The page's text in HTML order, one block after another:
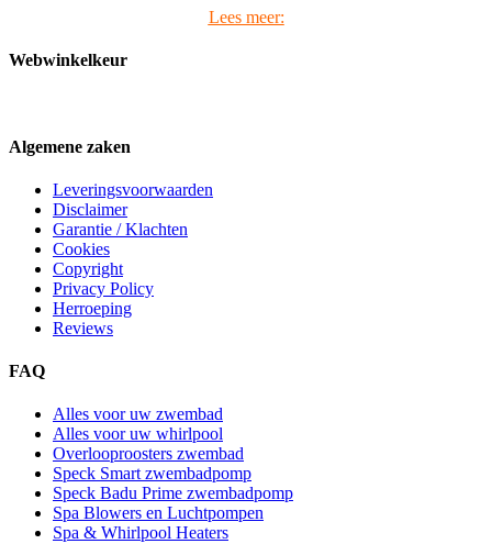
Lees meer:
Webwinkelkeur
Algemene zaken
Leveringsvoorwaarden
Disclaimer
Garantie / Klachten
Cookies
Copyright
Privacy Policy
Herroeping
Reviews
FAQ
Alles voor uw zwembad
Alles voor uw whirlpool
Overlooproosters zwembad
Speck Smart zwembadpomp
Speck Badu Prime zwembadpomp
Spa Blowers en Luchtpompen
Spa & Whirlpool Heaters